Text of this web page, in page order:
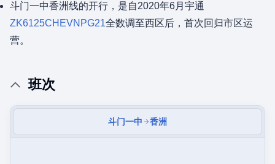
斗门一中香洲线的开行，是自2020年6月宇通
ZK6125CHEVNPG21全数调至西区后，首次回归市区运
营。
班次
斗门一中 香洲